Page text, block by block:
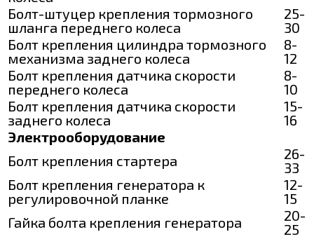
Болт-штуцер крепления тормозного
шланга переднего колеса
25-
30
Болт крепления цилиндра тормозного
механизма заднего колеса
8-
12
Болт крепления датчика скорости
переднего колеса
8-
10
Болт крепления датчика скорости
заднего колеса
15-
16
Электрооборудование
Болт крепления стартера
26-
33
Болт крепления генератора к
регулировочной планке
12-
15
Гайка болта крепления генератора
20-
25